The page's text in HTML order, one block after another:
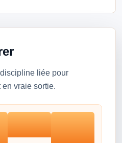
liée pour
en vraie sortie.